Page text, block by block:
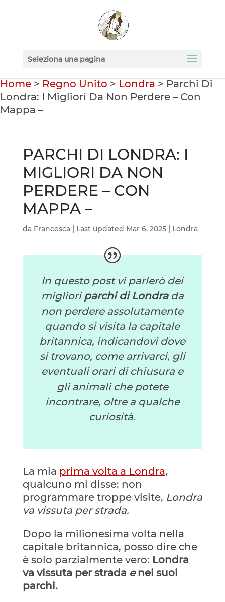
Seleziona una pagina
Home > Regno Unito > Londra > Parchi Di
Londra: I Migliori Da Non Perdere – Con
Mappa –
PARCHI DI LONDRA: I
MIGLIORI DA NON
PERDERE – CON
MAPPA –
da Francesca| Last updated Mar 6, 2025| Londra
In questo post vi parlerò dei
miglioriparchi di Londrada
non perdere assolutamente
quando si visita la capitale
britannica, indicandovi dove
si trovano, come arrivarci, gli
eventuali orari di chiusura e
gli animali che potete
incontrare, oltre a qualche
curiosità.
La mia prima volta a Londra,
qualcuno mi disse: non
programmare troppe visite, Londra
va vissuta per strada.
Dopo la milionesima volta nella
capitale britannica, posso dire che
è solo parzialmente vero: Londra
va vissuta per strada enei suoi
parchi.